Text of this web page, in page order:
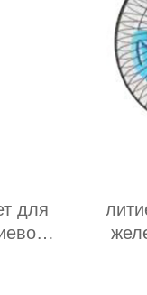
для